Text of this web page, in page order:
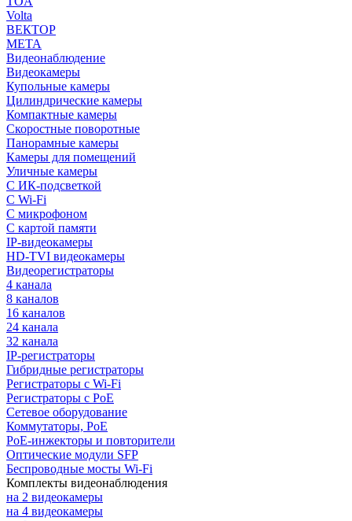
Volta
ВЕКТОР
МЕТА
Видеонаблюдение
Видеокамеры
Купольные камеры
Цилиндрические камеры
Компактные камеры
Скоростные поворотные
Панорамные камеры
Камеры для помещений
Уличные камеры
С ИК-подсветкой
С Wi-Fi
С микрофоном
С картой памяти
IP-видеокамеры
HD-TVI видеокамеры
Видеорегистраторы
4 канала
8 каналов
16 каналов
24 канала
32 канала
IP-регистраторы
Гибридные регистраторы
Регистраторы с Wi-Fi
Регистраторы с PoE
Сетевое оборудование
Коммутаторы, PoE
PoE-инжекторы и повторители
Оптические модули SFP
Беспроводные мосты Wi-Fi
Комплекты видеонаблюдения
на 2 видеокамеры
на 4 видеокамеры